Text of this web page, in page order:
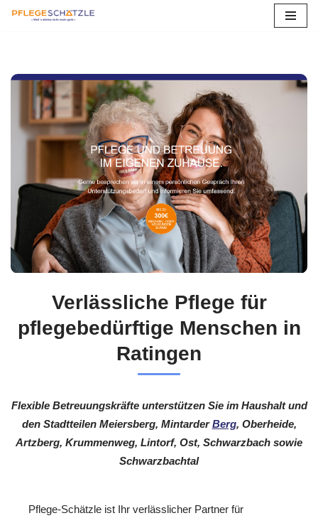
springen
Verlässliche Pflege für
pflegebedürftige Menschen in
Ratingen
Flexible Betreuungskräfte unterstützen Sie im Haushalt und
den Stadtteilen Meiersberg, MintarderBerg, Oberheide,
Artzberg, Krummenweg, Lintorf, Ost, Schwarzbach sowie
Schwarzbachtal
Pflege-Schätzle ist Ihr verlässlicher Partner für